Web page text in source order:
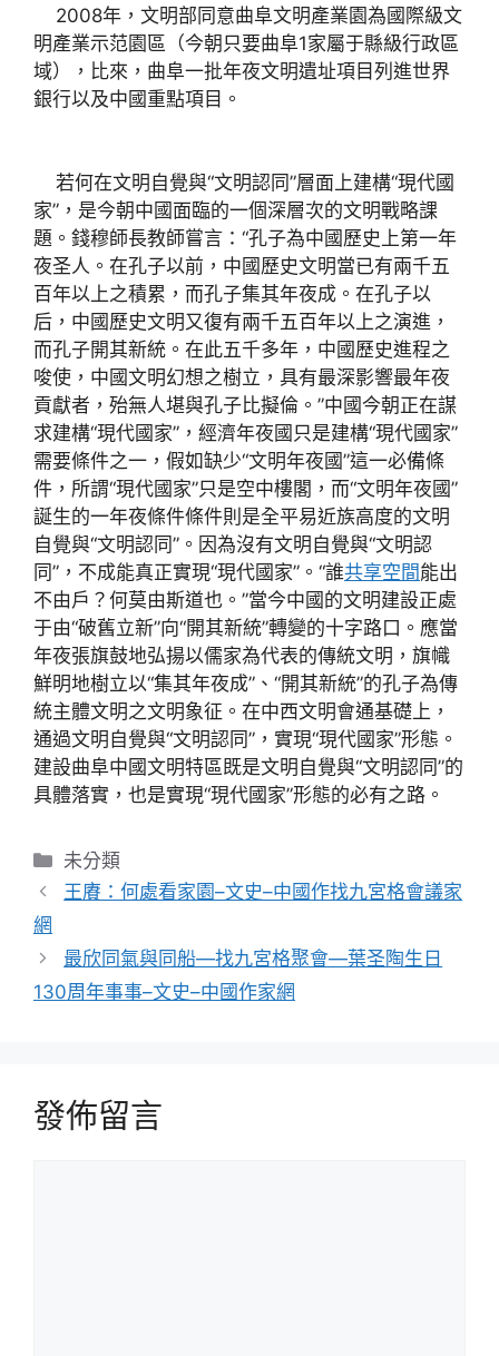
2008年，文明部同意曲阜文明產業園為國際級文
明產業示范園區（今朝只要曲阜1家屬于縣級行政區
域），比來，曲阜一批年夜文明遺址項目列進世界
銀行以及中國重點項目。
若何在文明自覺與“文明認同”層面上建構“現代國
家”，是今朝中國面臨的一個深層次的文明戰略課
題。錢穆師長教師嘗言：“孔子為中國歷史上第一年
夜圣人。在孔子以前，中國歷史文明當已有兩千五
百年以上之積累，而孔子集其年夜成。在孔子以
后，中國歷史文明又復有兩千五百年以上之演進，
而孔子開其新統。在此五千多年，中國歷史進程之
唆使，中國文明幻想之樹立，具有最深影響最年夜
貢獻者，殆無人堪與孔子比擬倫。”中國今朝正在謀
求建構“現代國家”，經濟年夜國只是建構“現代國家”
需要條件之一，假如缺少“文明年夜國”這一必備條
件，所謂“現代國家”只是空中樓閣，而“文明年夜國”
誕生的一年夜條件條件則是全平易近族高度的文明
自覺與“文明認同”。因為沒有文明自覺與“文明認
同”，不成能真正實現“現代國家”。“誰共享空間能出
不由戶？何莫由斯道也。”當今中國的文明建設正處
于由“破舊立新”向“開其新統”轉變的十字路口。應當
年夜張旗鼓地弘揚以儒家為代表的傳統文明，旗幟
鮮明地樹立以“集其年夜成”、“開其新統”的孔子為傳
統主體文明之文明象征。在中西文明會通基礎上，
通過文明自覺與“文明認同”，實現“現代國家”形態。
建設曲阜中國文明特區既是文明自覺與“文明認同”的
具體落實，也是實現“現代國家”形態的必有之路。
分
類
未分類
王賡：何處看家園–文史–中國作找九宮格會議家
網
最欣同氣與同船—找九宮格聚會—葉圣陶生日
130周年事事–文史–中國作家網
發佈留言